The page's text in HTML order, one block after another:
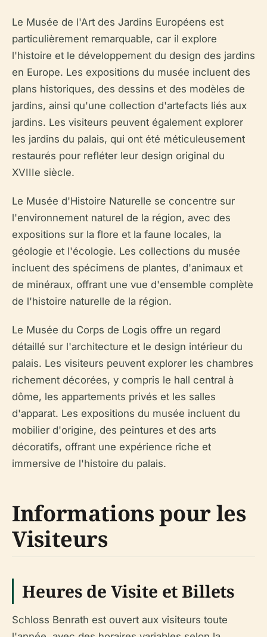
Le Musée de l'Art des Jardins Européens est
particulièrement remarquable, car il explore
l'histoire et le développement du design des jardins
en Europe. Les expositions du musée incluent des
plans historiques, des dessins et des modèles de
jardins, ainsi qu'une collection d'artefacts liés aux
jardins. Les visiteurs peuvent également explorer
les jardins du palais, qui ont été méticuleusement
restaurés pour refléter leur design original du
XVIIIe siècle.
Le Musée d'Histoire Naturelle se concentre sur
l'environnement naturel de la région, avec des
expositions sur la flore et la faune locales, la
géologie et l'écologie. Les collections du musée
incluent des spécimens de plantes, d'animaux et
de minéraux, offrant une vue d'ensemble complète
de l'histoire naturelle de la région.
Le Musée du Corps de Logis offre un regard
détaillé sur l'architecture et le design intérieur du
palais. Les visiteurs peuvent explorer les chambres
richement décorées, y compris le hall central à
dôme, les appartements privés et les salles
d'apparat. Les expositions du musée incluent du
mobilier d'origine, des peintures et des arts
décoratifs, offrant une expérience riche et
immersive de l'histoire du palais.
Informations pour les
Visiteurs
Heures de Visite et Billets
Schloss Benrath est ouvert aux visiteurs toute